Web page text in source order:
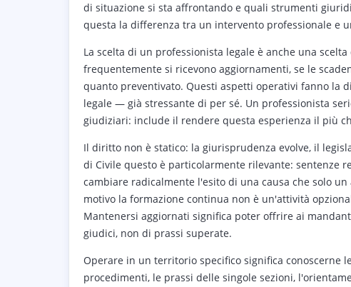
di situazione si sta affrontando e quali strumenti
questa la differenza tra un intervento professionale e
La scelta di un professionista legale è anche una
frequentemente si ricevono aggiornamenti, se le
quanto preventivato. Questi aspetti operativi fanno la
legale — già stressante di per sé. Un professionista
giudiziari: include il rendere questa esperienza il più
Il diritto non è statico: la giurisprudenza evolve, il
di Civile questo è particolarmente rilevante: sentenze
cambiare radicalmente l'esito di una causa che solo
motivo la formazione continua non è un'attività
Mantenersi aggiornati significa poter offrire ai
giudici, non di prassi superate.
Operare in un territorio specifico significa
procedimenti, le prassi delle singole sezioni,